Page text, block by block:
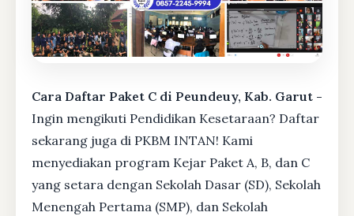
Cara Daftar Paket C di Peundeuy, Kab. Garut -
Ingin mengikuti Pendidikan Kesetaraan? Daftar
sekarang juga di PKBM INTAN! Kami
menyediakan program Kejar Paket A, B, dan C
yang setara dengan Sekolah Dasar (SD), Sekolah
Menengah Pertama (SMP), dan Sekolah